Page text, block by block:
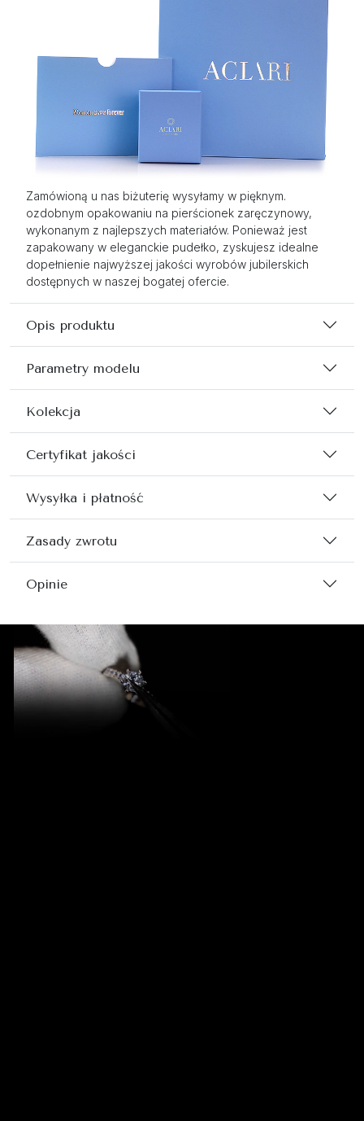
Zamówioną u nas biżuterię wysyłamy w pięknym.
ozdobnym opakowaniu na pierścionek zaręczynowy,
wykonanym z najlepszych materiałów. Ponieważ jest
zapakowany w eleganckie pudełko, zyskujesz idealne
dopełnienie najwyższej jakości wyrobów jubilerskich
dostępnych w naszej bogatej ofercie.
Opis produktu
Parametry modelu
Kolekcja
Certyfikat jakości
Wysyłka i płatność
Zasady zwrotu
Opinie